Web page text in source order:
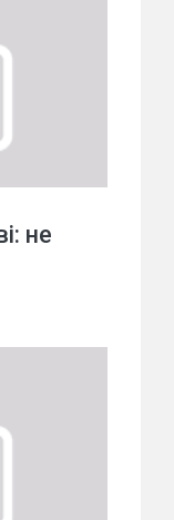
не